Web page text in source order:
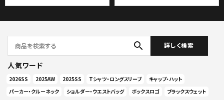
search 詳しく検索
人気ワード
2026SS 2025AW 2025SS Tシャツ・ロングスリーブ
キャップ・ハット
パーカー・クルーネック
ショルダー・ウエストバッグ ボックスロゴ ブラックスウェット